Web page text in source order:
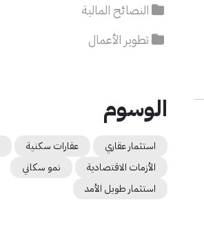
النصائح المالية
تطوير الأعمال
الوسوم
استثمار عقاري عقارات سكنية
الأزمات الاقتصادية
نمو سكاني
استثمار طويل الأمد